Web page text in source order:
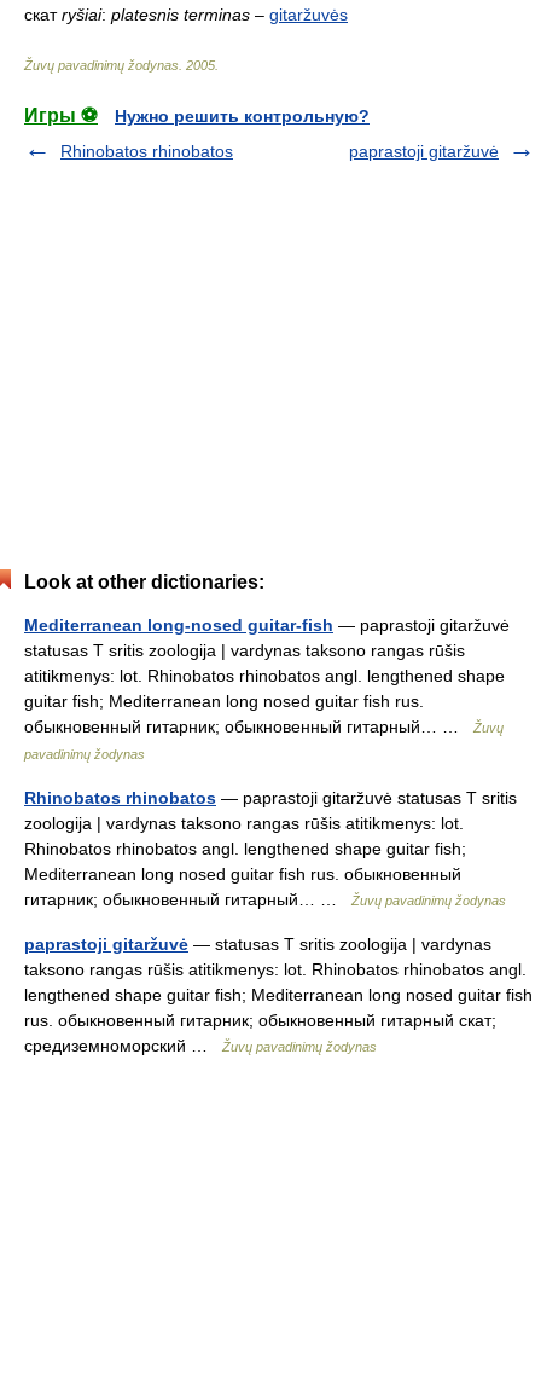
скатryšiai: platesnis terminas – gitaržuvės
Žuvų pavadinimų žodynas 2005
Игры ⚽
Нужно решить контрольную?
Rhinobatos rhinobatos
paprastoji gitaržuvė
Look at other dictionaries:
Mediterranean long-nosed guitar-fish — paprastoji gitaržuvė
statusas T sritis zoologija | vardynas taksono rangas rūšis
atitikmenys: lot. Rhinobatos rhinobatos angl. lengthened shape
guitar fish; Mediterranean long nosed guitar fish rus.
обыкновенный гитарник; обыкновенный гитарный… …
Žuvų
pavadinimų žodynas
Rhinobatos rhinobatos — paprastoji gitaržuvė statusas T sritis
zoologija | vardynas taksono rangas rūšis atitikmenys: lot.
Rhinobatos rhinobatos angl. lengthened shape guitar fish;
Mediterranean long nosed guitar fish rus. обыкновенный
гитарник; обыкновенный гитарный… …
Žuvų pavadinimų žodynas
paprastoji gitaržuvė — statusas T sritis zoologija | vardynas
taksono rangas rūšis atitikmenys: lot. Rhinobatos rhinobatos angl.
lengthened shape guitar fish; Mediterranean long nosed guitar fish
rus. обыкновенный гитарник; обыкновенный гитарный скат;
средиземноморский …
Žuvų pavadinimų žodynas